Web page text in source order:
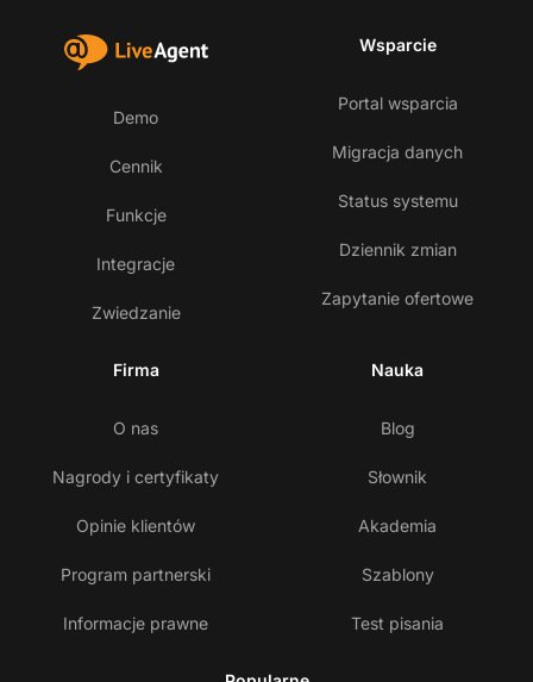
Demo
Cennik
Funkcje
Integracje
Zwiedzanie
Wsparcie
Portal wsparcia
Migracja danych
Status systemu
Dziennik zmian
Zapytanie ofertowe
Firma
O nas
Nagrody i certyfikaty
Opinie klientów
Program partnerski
Informacje prawne
Nauka
Blog
Słownik
Akademia
Szablony
Test pisania